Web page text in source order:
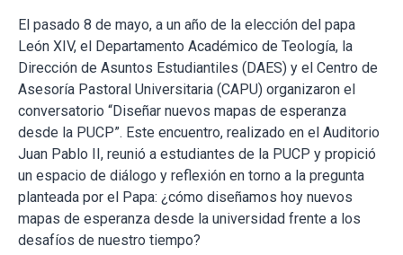
El pasado 8 de mayo, a un año de la elección del papa
León XIV, el Departamento Académico de Teología, la
Dirección de Asuntos Estudiantiles (DAES) y el Centro de
Asesoría Pastoral Universitaria (CAPU) organizaron el
conversatorio “Diseñar nuevos mapas de esperanza
desde la PUCP”. Este encuentro, realizado en el Auditorio
Juan Pablo II, reunió a estudiantes de la PUCP y propició
un espacio de diálogo y reflexión en torno a la pregunta
planteada por el Papa: ¿cómo diseñamos hoy nuevos
mapas de esperanza desde la universidad frente a los
desafíos de nuestro tiempo?